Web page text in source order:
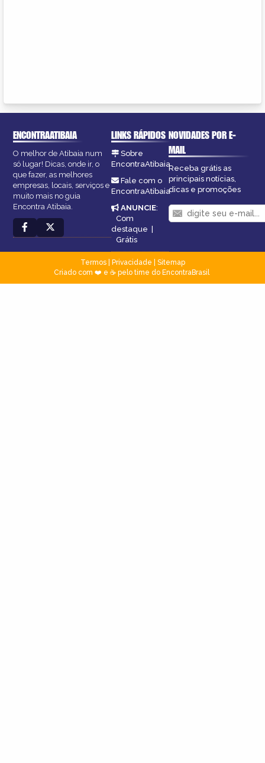
ENCONTRAATIBAIA
O melhor de Atibaia num
só lugar! Dicas, onde ir, o
que fazer, as melhores
empresas, locais, serviços e
muito mais no guia
Encontra Atibaia.
LINKS RÁPIDOS
Sobre
EncontraAtibaia
Fale com o
EncontraAtibaia
ANUNCIE:
Com
destaque
Grátis
NOVIDADES POR E-
MAIL
Receba grátis as
principais notícias,
dicas e promoções
Termos| Privacidade
Sitemap
Criado com ❤️ e ☕ pelo time do EncontraBrasil